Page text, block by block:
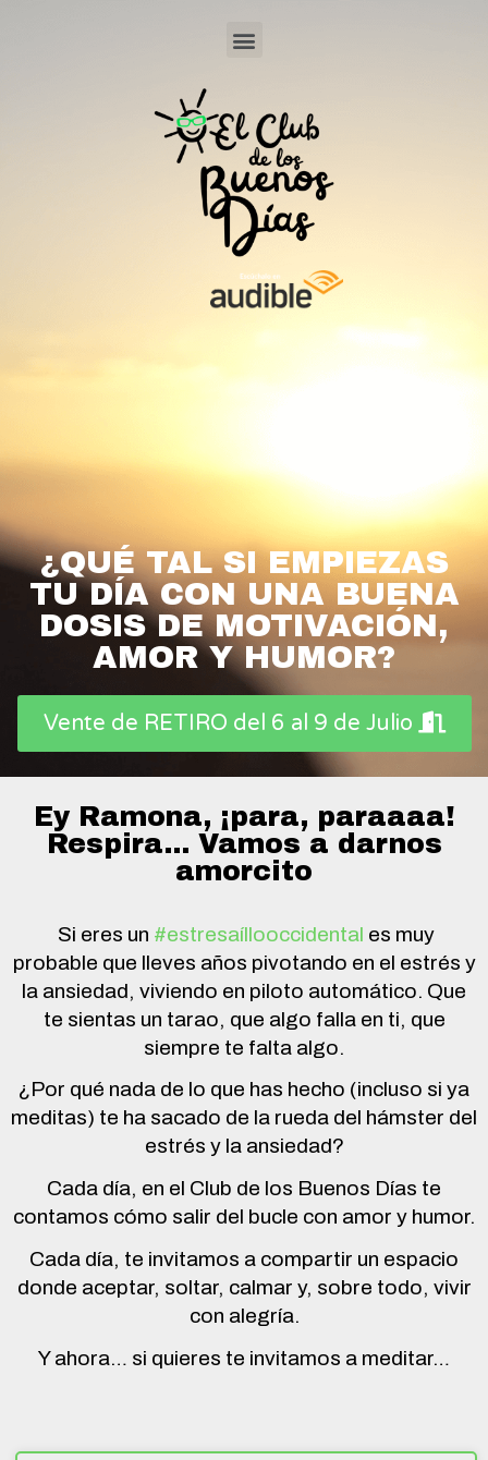
¿QUÉ TAL SI EMPIEZAS
TU DÍA CON UNA BUENA
DOSIS DE MOTIVACIÓN,
AMOR Y HUMOR?
Vente de RETIRO del 6 al 9 de Julio
Ey Ramona, ¡para, paraaaa!
Respira... Vamos a darnos
amorcito
Si eres un #estresaíllooccidental es muy
probable que lleves años pivotando en el estrés y
la ansiedad, viviendo en piloto automático. Que
te sientas un tarao, que algo falla en ti, que
siempre te falta algo.
¿Por qué nada de lo que has hecho (incluso si ya
meditas) te ha sacado de la rueda del hámster del
estrés y la ansiedad?
Cada día, en el Club de los Buenos Días te
contamos cómo salir del bucle con amor y humor.
Cada día, te invitamos a compartir un espacio
donde aceptar, soltar, calmar y, sobre todo, vivir
con alegría.
Y ahora… si quieres te invitamos a meditar…